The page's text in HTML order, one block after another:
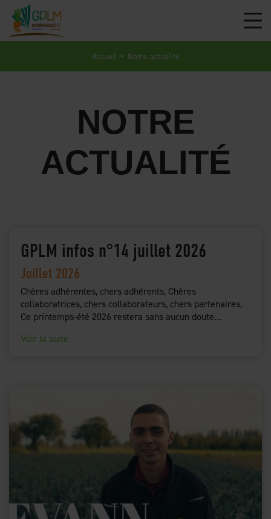
Aller
contenu
principal
Accueil Notre actualité
NOTRE
ACTUALITÉ
GPLM infos n°14 juillet 2026
Juillet 2026
Chères adhérentes, chers adhérents, Chères
collaboratrices, chers collaborateurs, chers partenaires,
Ce printemps-été 2026 restera sans aucun doute…
Voir la suite